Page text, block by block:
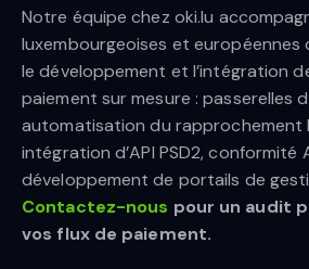
Notre équipe chez oki.lu
luxembourgeoises et européennes
le développement et l’intégration
paiement sur mesure : passerelles
automatisation du rapprochement
intégration d’API PSD2, conformité
développement de portails de
Contactez-nous pour un audit
vos flux de paiement.